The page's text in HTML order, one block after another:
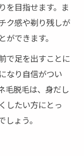
を目指せます。ま
ク感や剃り残しが
できます。
で足を出すことに
なり自信がつい
毛脱毛は、身だし
したい方にとっ
ょう。